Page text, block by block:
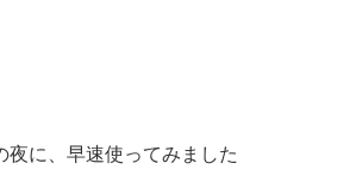
夜に、早速使ってみました